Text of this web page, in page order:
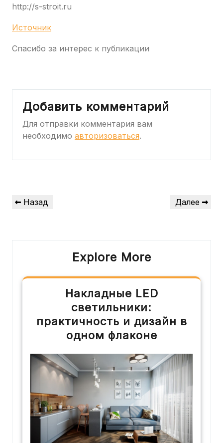
http://s-stroit.ru
Источник
Спасибо за интерес к публикации
Добавить комментарий
Для отправки комментария вам
необходимо авторизоваться.
Навигация
по
Предыдущая
Назад
Следующая
Далее
Explore More
Накладные LED
светильники:
практичность и дизайн в
одном флаконе